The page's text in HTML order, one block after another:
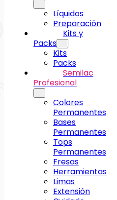
Líquidos
Preparación
Kits y
Packs
Kits
Packs
Semilac
Profesional
Colores
Permanentes
Bases
Permanentes
Tops
Permanentes
Fresas
Herramientas
Limas
Extensión